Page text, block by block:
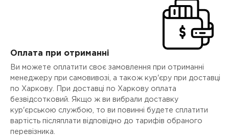
Оплата при отриманні
Ви можете оплатити своє замовлення при отриманні
менеджеру при самовивозі, а також кур'єру при доставці
по Харкову. При доставці по Харкову оплата
безвідсотковий. Якщо ж ви вибрали доставку
кур'єрською службою, то ви повинні будете сплатити
вартість післяплати відповідно до тарифів обраного
перевізника.